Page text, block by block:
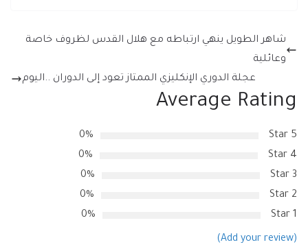
شاهر الطويل ينهي ارتباطه مع هلال القدس لظروف خاصة
وعائلية
عجلة الدوري الإنكليزي الممتاز تعود إلى الدوران ..اليوم
Average Rating
5 Star
0%
4 Star
0%
3 Star
0%
2 Star
0%
1 Star
0%
(Add your review)